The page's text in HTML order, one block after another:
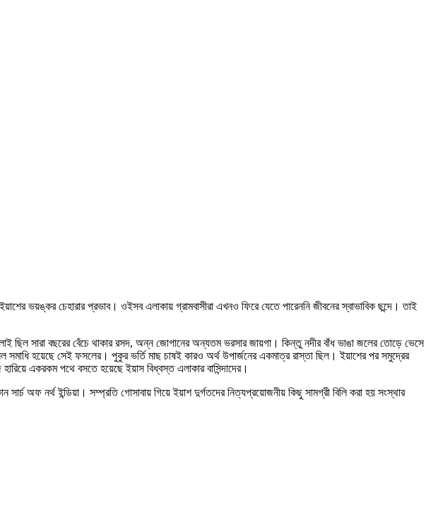
ভয়ঙ্কর চেহারার প্রভাব। ওইসব এলাকায় গ্রামবাসীরা এখনও ফিরে যেতে পারেননি জীবনের স্বাভাবিক ছন্দে। তাই
ছিল সারা বছরের বেঁচে থাকার রসদ, অন্ন জোগানের অন্যতম ভরসার জায়গা। কিন্তু নদীর বাঁধ ভাঙা জলের তোড়ে ভেসে
হয়েছে সেই ফসলের। পুকুর ভর্তি মাছ চাষই কারও অর্থ উপার্জনের একমাত্র রাস্তা ছিল। ইয়াশের পর সমুদ্রের
একরকম পথে বসতে হয়েছে ইয়াস বিধ্বস্ত এলাকার বাসিন্দাদের।
অফ নর্থ ইন্ডিয়া। সম্প্রতি গোসাবায় গিয়ে ইয়াশ দুর্গতদের নিত্যপ্রয়োজনীয় কিছু সামগ্রী বিলি করা হয় সংস্থার